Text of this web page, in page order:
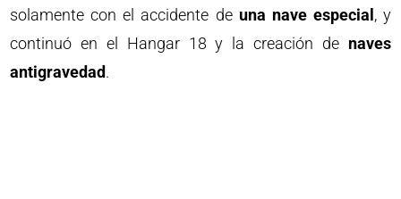
solamente con el accidente de una nave especial , y
continuó en el Hangar 18 y la creación de naves
antigravedad.